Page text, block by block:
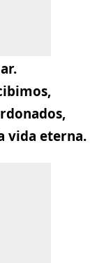
vida eterna.